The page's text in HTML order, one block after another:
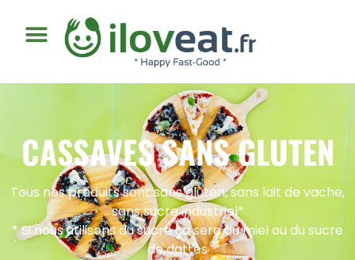
CASSAVES SANS GLUTEN
Tous nos produits sont sans gluten, sans lait de vache,
sans sucre industriel*
* Si nous utilisons du sucre ça sera du miel ou du sucre
de dattes